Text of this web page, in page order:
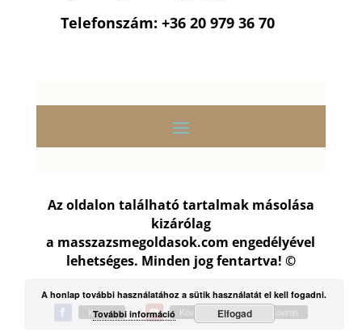
Telefonszám: +36 20 979 36 70
Az oldalon található tartalmak másolása
kizárólag
a masszazsmegoldasok.com engedélyével
lehetséges. Minden jog fentartva! ©
Követés Követés Követés
A honlap további használatához a sütik használatát el kell fogadni.
További információ
Elfogad